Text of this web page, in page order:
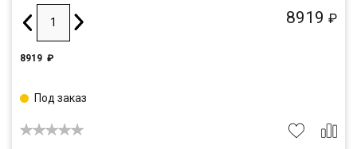
8919 ₽
8919 ₽
Под заказ